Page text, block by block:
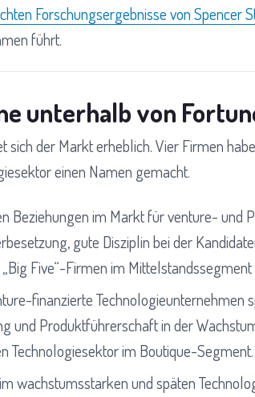
Forschungsergebnisse von Spencer
führt.
unterhalb von
sich der Markt erheblich. Vier Firmen
einen Namen gemacht.
Beziehungen im Markt für venture- und
gute Disziplin bei der
Five“-Firmen im
finanzierte Technologieunternehmen
und Produktführerschaft in der
Technologiesektor im Boutique-Segment.
wachstumsstarken und späten